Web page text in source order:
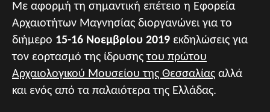
Με αφορμή τη σημαντική επέτειο η Εφορεία
Αρχαιοτήτων Μαγνησίας διοργανώνει για το
διήμερο 15-16 Νοεμβρίου 2019 εκδηλώσεις για
τον εορτασμό της ίδρυσηςτου πρώτου
Αρχαιολογικού Μουσείου της Θεσσαλίας αλλά
και ενός από τα παλαιότερα της Ελλάδας.